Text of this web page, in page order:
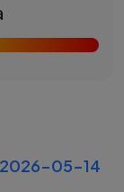
2026-05-14